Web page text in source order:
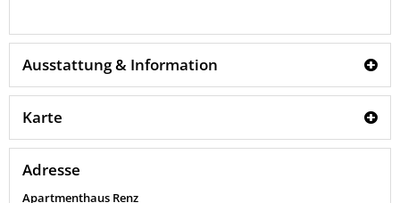
Ausstattung & Information
Karte
Adresse
Apartmenthaus Renz